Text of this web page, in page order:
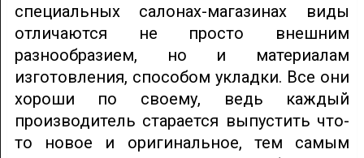
специальных салонах-магазинах виды
отличаются не просто внешним
разнообразием, но и материалам
изготовления, способом укладки. Все они
хороши по своему, ведь каждый
производитель старается выпустить что-
то новое и оригинальное, тем самым